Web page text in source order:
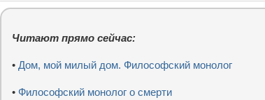
Читают прямо сейчас:
• Дом, мой милый дом. Философский монолог
• Философский монолог о смерти